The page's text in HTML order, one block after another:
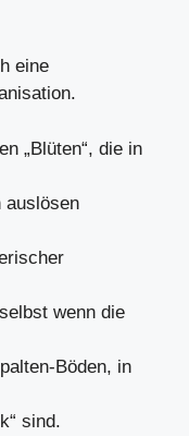
eine
„Blüten“, die in
auslösen
wenn die
Böden, in
sind.